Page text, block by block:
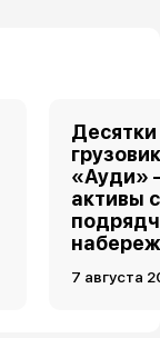
«Ауди»
активы
7 августа